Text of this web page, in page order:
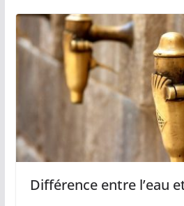
Différence entre l’eau